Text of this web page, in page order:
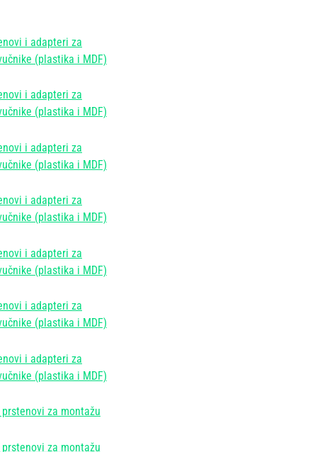
i adapteri za
(plastika i MDF)
i adapteri za
(plastika i MDF)
i adapteri za
(plastika i MDF)
i adapteri za
(plastika i MDF)
i adapteri za
(plastika i MDF)
i adapteri za
(plastika i MDF)
i adapteri za
(plastika i MDF)
prstenovi za montažu
prstenovi za montažu